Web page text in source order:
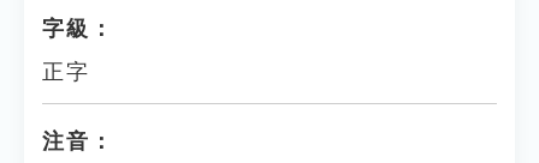
字級：
正字
注音：